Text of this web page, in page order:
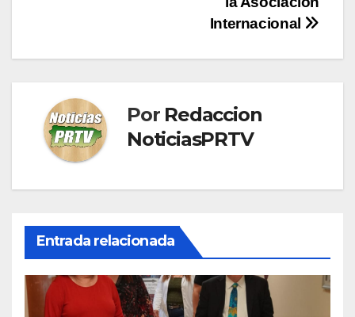
Internacional
Por Redaccion
NoticiasPRTV
Entrada relacionada